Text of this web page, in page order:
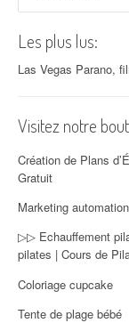
Les plus lus:
Las Vegas Parano,
Visitez notre
Création de Plans
Gratuit
Marketing
▷▷ Echauffement
pilates | Cours de
Coloriage cupcake
Tente de plage bébé